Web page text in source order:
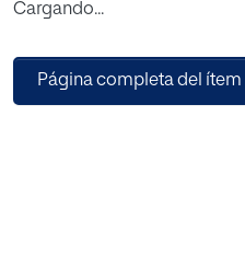
que desempeñó tanto para
Cargando...
Página completa del ítem